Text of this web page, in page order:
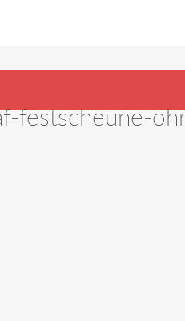
festscheune-